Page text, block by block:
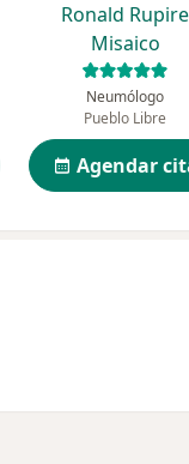
Ronald Rupire
Misaico
Neumólogo
Pueblo Libre
Agendar